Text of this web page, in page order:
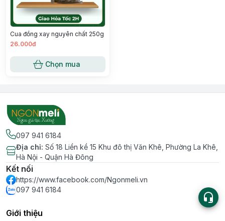
Cua đồng xay nguyên chất 250g
26.000đ
Chọn mua
097 941 6184
Địa chỉ: Số 18 Liền kề 15 Khu đô thị Văn Khê, Phường La Khê,
Hà Nội - Quận Hà Đông
Kết nối
https://www.facebook.com/Ngonmeli.vn
097 941 6184
Giới thiệu